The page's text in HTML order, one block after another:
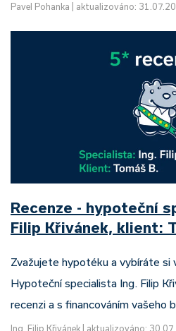
Pavel Pohanka aktualizováno:
Recenze - hypoteční
Filip Křivánek, klient:
Zvažujete hypotéku a vybíráte si
Hypoteční specialista Ing. Filip
recenzi a s financováním vašeho
Ing. Filip Křivánek aktualizováno: